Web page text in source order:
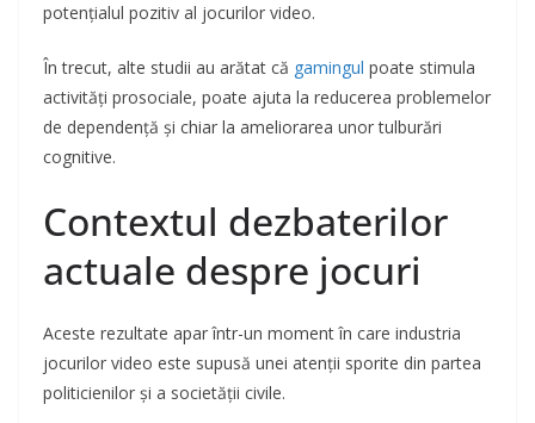
potențialul pozitiv al jocurilor video.
În trecut, alte studii au arătat că gamingul poate stimula
activități prosociale, poate ajuta la reducerea problemelor
de dependență și chiar la ameliorarea unor tulburări
cognitive.
Contextul dezbaterilor
actuale despre jocuri
Aceste rezultate apar într-un moment în care industria
jocurilor video este supusă unei atenții sporite din partea
politicienilor și a societății civile.